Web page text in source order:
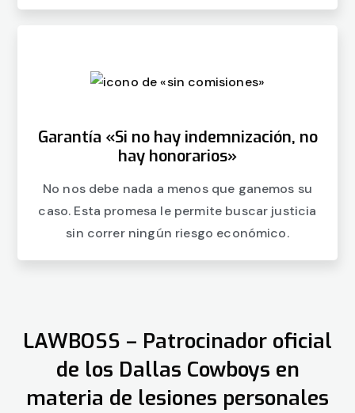
Garantía «Si no hay indemnización, no
hay honorarios»
No nos debe nada a menos que ganemos su
caso. Esta promesa le permite buscar justicia
sin correr ningún riesgo económico.
LAWBOSS – Patrocinador oficial
de los Dallas Cowboys en
materia de lesiones personales